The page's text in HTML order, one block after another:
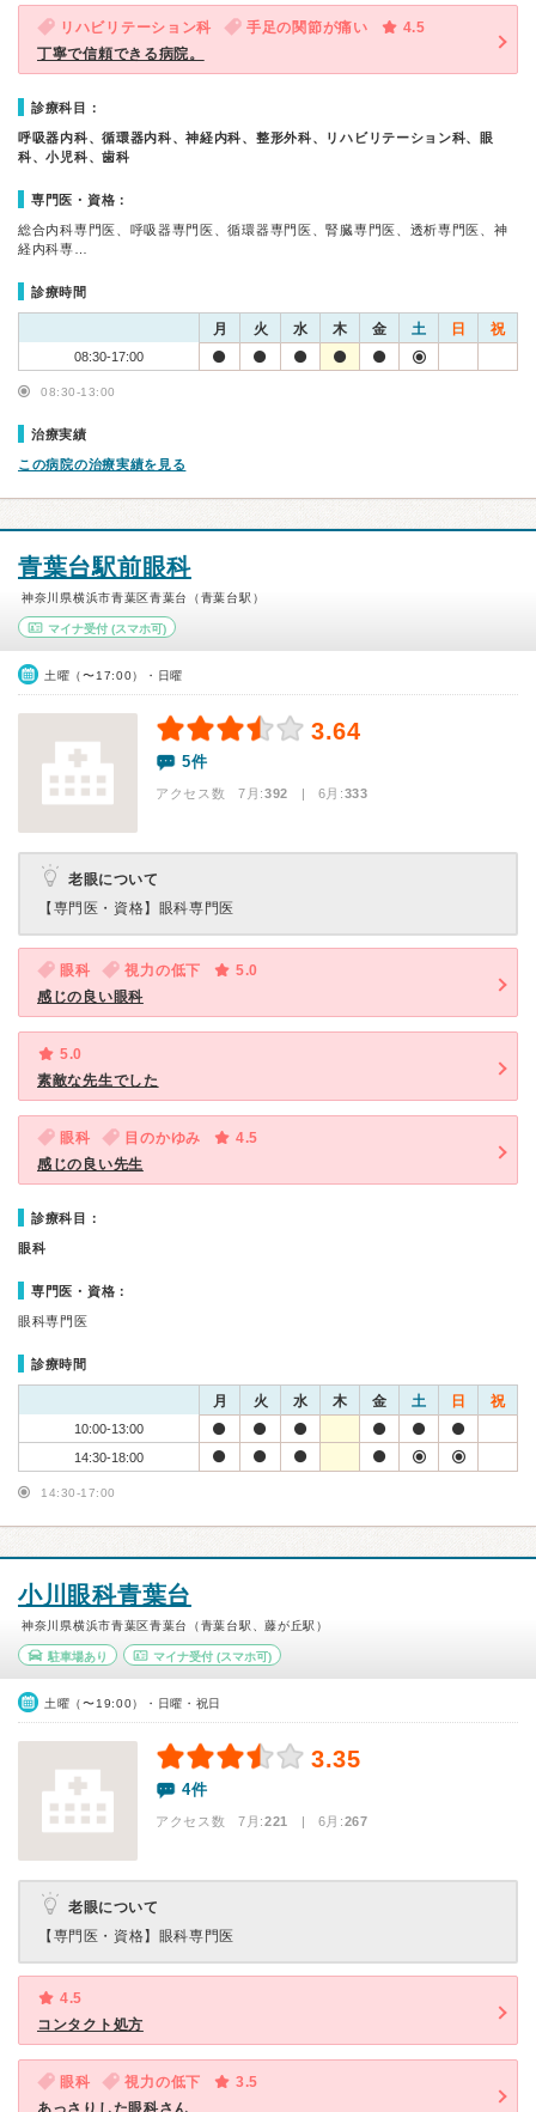
リハビリテーション科 手足の関節が痛い
4.5
丁寧で信頼できる病院。
診療科目：
呼吸器内科、循環器内科、神経内科、整形外科、リハビリテーション科、眼
科、小児科、歯科
専門医・資格：
総合内科専門医、呼吸器専門医、循環器専門医、腎臓専門医、透析専門医、神
経内科専…
診療時間
月 火 水 木 金 土 日 祝
08:30-17:00
08:30-13:00
治療実績
この病院の治療実績を見る
青葉台駅前眼科
神奈川県横浜市青葉区青葉台（青葉台駅）
マイナ受付 (スマホ可)
土曜（〜17:00）・日曜
3.64
5件
アクセス数 7月:392 | 6月:333
老眼について
【専門医・資格】 眼科専門医
眼科 視力の低下
5.0
感じの良い眼科
5.0
素敵な先生でした
眼科 目のかゆみ
4.5
感じの良い先生
診療科目：
眼科
専門医・資格：
眼科専門医
診療時間
月 火 水 木 金 土 日 祝
10:00-13:00
14:30-18:00
14:30-17:00
小川眼科青葉台
神奈川県横浜市青葉区青葉台（青葉台駅、藤が丘駅）
駐車場あり マイナ受付(スマホ可)
土曜（〜19:00）・日曜・祝日
3.35
4件
アクセス数 7月:221 | 6月:267
老眼について
【専門医・資格】 眼科専門医
4.5
コンタクト処方
眼科 視力の低下
3.5
あっさりした眼科さん